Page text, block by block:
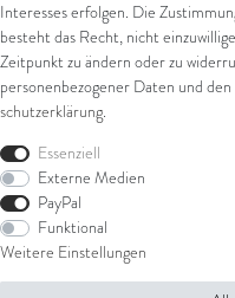
Marktgasse 2,
8600 Dübendorf
Tel: +41 44 821 60 40
E-Mail:info@goldschmiede-
arena.com
Interesses erfolgen. Die
besteht das Recht, nicht
Zeitpunkt zu ändern oder zu
personenbezogener Daten und
schutz­erklärung.
Essenziell
Externe Medien
PayPal
Funktional
Weitere Einstellungen